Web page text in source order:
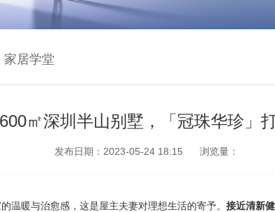
家居学堂
㎡深圳半山别墅，「冠珠华珍」
发布日期：2023-05-24 18:15 浏览量：
温暖与治愈感， 这是屋主夫妻对理想生活的寄予。 接近清新